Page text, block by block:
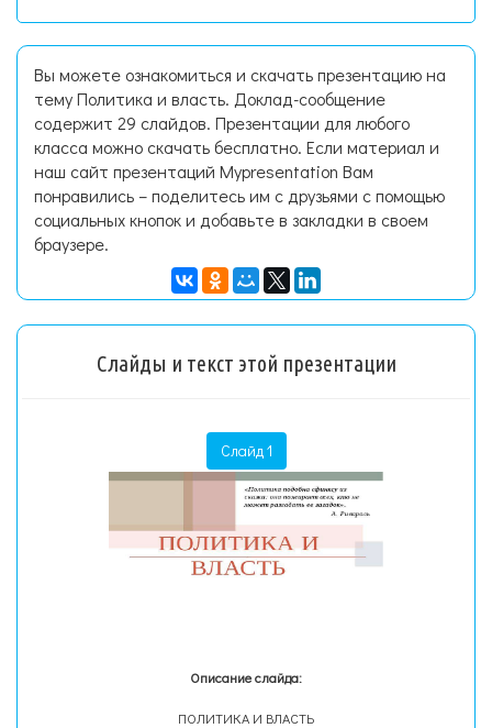
Вы можете ознакомиться и скачать презентацию на
тему Политика и власть. Доклад-сообщение
содержит 29 слайдов. Презентации для любого
класса можно скачать бесплатно. Если материал и
наш сайт презентаций Mypresentation Вам
понравились – поделитесь им с друзьями с помощью
социальных кнопок и добавьте в закладки в своем
браузере.
Слайды и текст этой презентации
Слайд 1
Описание слайда:
ПОЛИТИКА И ВЛАСТЬ